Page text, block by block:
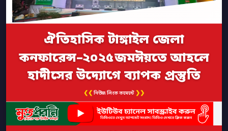
ঐতিহাসিক টাঙ্গাইল জেলা
কনফারেন্স–২০২৫জমঈয়তে আহলে
হাদীসের উদ্যোগে ব্যাপক প্রস্তুতি
❮❮ নিউজ লিংক কমেন্টে ❯❯